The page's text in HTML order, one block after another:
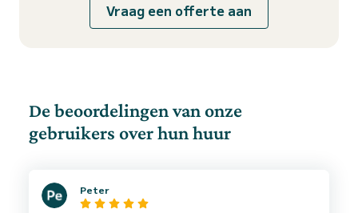
Vraag een offerte aan
De beoordelingen van onze
gebruikers over hun huur
Peter